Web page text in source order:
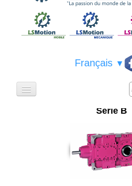
Français ▼
▼
Série B